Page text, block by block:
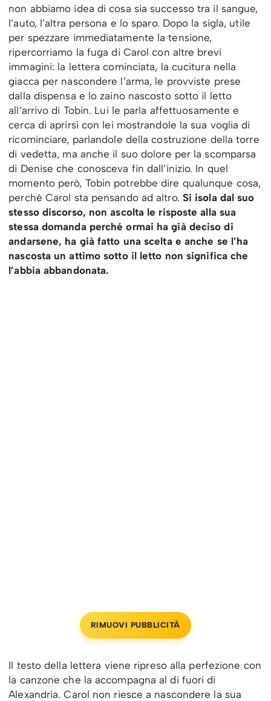
non abbiamo idea di cosa sia successo tra il sangue,
l’auto, l’altra persona e lo sparo. Dopo la sigla, utile
per spezzare immediatamente la tensione,
ripercorriamo la fuga di Carol con altre brevi
immagini: la lettera cominciata, la cucitura nella
giacca per nascondere l’arma, le provviste prese
dalla dispensa e lo zaino nascosto sotto il letto
all’arrivo di Tobin. Lui le parla affettuosamente e
cerca di aprirsi con lei mostrandole la sua voglia di
ricominciare, parlandole della costruzione della torre
di vedetta, ma anche il suo dolore per la scomparsa
di Denise che conosceva fin dall’inizio. In quel
momento però, Tobin potrebbe dire qualunque cosa,
perché Carol sta pensando ad altro. Si isola dal suo
stesso discorso, non ascolta le risposte alla sua
stessa domanda perché ormai ha già deciso di
andarsene, ha già fatto una scelta e anche se l’ha
nascosta un attimo sotto il letto non significa che
l’abbia abbandonata.
RIMUOVI PUBBLICITÀ
Il testo della lettera viene ripreso alla perfezione con
la canzone che la accompagna al di fuori di
Alexandria. Carol non riesce a nascondere la sua